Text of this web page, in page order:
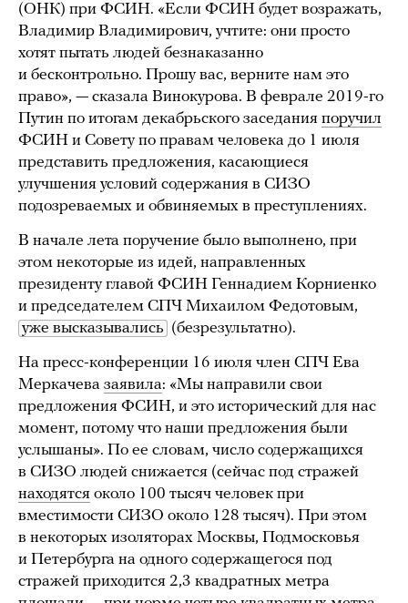
(ОНК) при ФСИН. «Если ФСИН будет возражать,
Владимир Владимирович, учтите: они просто
хотят пытать людей безнаказанно
и бесконтрольно. Прошу вас, верните нам это
право», — сказала Винокурова. В феврале 2019-го
Путин по итогам декабрьского заседания поручил
ФСИН и Совету по правам человека до 1 июля
представить предложения, касающиеся
улучшения условий содержания в СИЗО
подозреваемых и обвиняемых в преступлениях.
В начале лета поручение было выполнено, при
этом некоторые из идей, направленных
президенту главой ФСИН Геннадием Корниенко
и председателем СПЧ Михаилом Федотовым,
уже высказывались (безрезультатно).
На пресс-конференции 16 июля член СПЧ Ева
Меркачева заявила: «Мы направили свои
предложения ФСИН, и это исторический для нас
момент, потому что наши предложения были
услышаны». По ее словам, число содержащихся
в СИЗО людей снижается (сейчас под стражей
находятся около 100 тысяч человек при
вместимости СИЗО около 128 тысяч). При этом
в некоторых изоляторах Москвы, Подмосковья
и Петербурга на одного содержащегося под
стражей приходится 2,3 квадратных метра